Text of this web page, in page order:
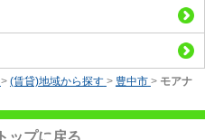
> (賃貸)地域から探す > 豊中市 > モアナ